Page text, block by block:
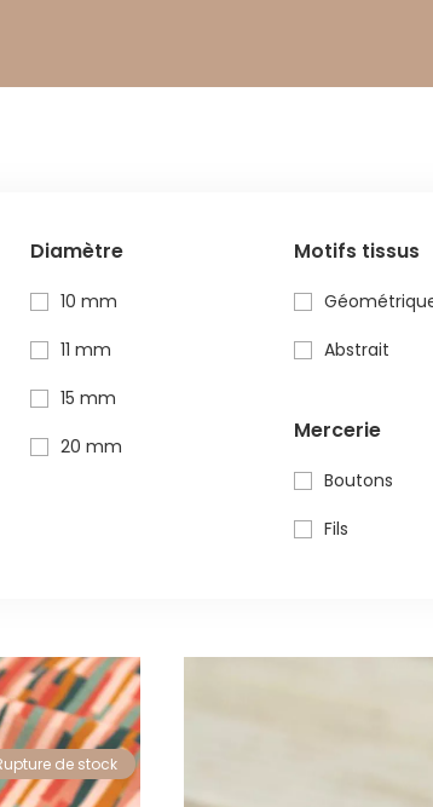
Diamètre
10 mm
11 mm
15 mm
20 mm
Motifs tissus
Abstrait
Mercerie
Boutons
Fils
de stock